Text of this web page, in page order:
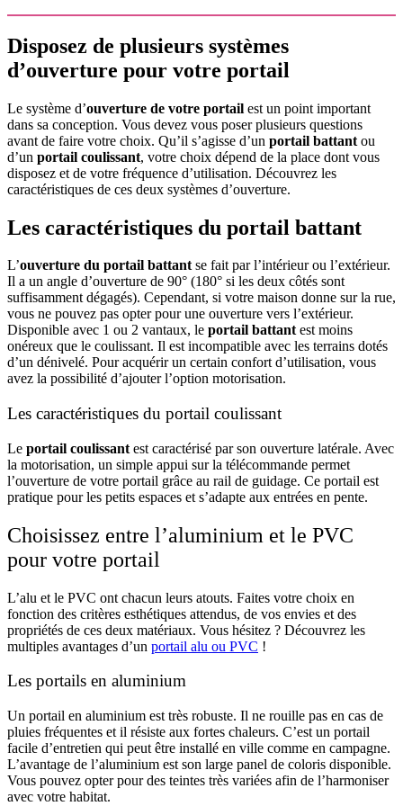
Disposez de plusieurs systèmes
d’ouverture pour votre portail
Le système d’ouverture de votre portail est un point important
dans sa conception. Vous devez vous poser plusieurs questions
avant de faire votre choix. Qu’il s’agisse d’un portail battant ou
d’un portail coulissant, votre choix dépend de la place dont vous
disposez et de votre fréquence d’utilisation. Découvrez les
caractéristiques de ces deux systèmes d’ouverture.
Les caractéristiques du portail battant
L’ouverture du portail battantse fait par l’intérieur ou l’extérieur.
Il a un angle d’ouverture de 90° (180° si les deux côtés sont
suffisamment dégagés). Cependant, si votre maison donne sur la rue,
vous ne pouvez pas opter pour une ouverture vers l’extérieur.
Disponible avec 1 ou 2 vantaux, le portail battantest moins
onéreux que le coulissant. Il est incompatible avec les terrains dotés
d’un dénivelé. Pour acquérir un certain confort d’utilisation, vous
avez la possibilité d’ajouter l’option motorisation.
Les caractéristiques du portail coulissant
Le portail coulissant est caractérisé par son ouverture latérale. Avec
la motorisation, un simple appui sur la télécommande permet
l’ouverture de votre portail grâce au rail de guidage. Ce portail est
pratique pour les petits espaces et s’adapte aux entrées en pente.
Choisissez entre l’aluminium et le PVC
pour votre portail
L’alu et le PVC ont chacun leurs atouts. Faites votre choix en
fonction des critères esthétiques attendus, de vos envies et des
propriétés de ces deux matériaux. Vous hésitez ? Découvrez les
multiples avantages d’un portail alu ou PVC !
Les portails en aluminium
Un portail en aluminium est très robuste. Il ne rouille pas en cas de
pluies fréquentes et il résiste aux fortes chaleurs. C’est un portail
facile d’entretien qui peut être installé en ville comme en campagne.
L’avantage de l’aluminium est son large panel de coloris disponible.
Vous pouvez opter pour des teintes très variées afin de l’harmoniser
avec votre habitat.